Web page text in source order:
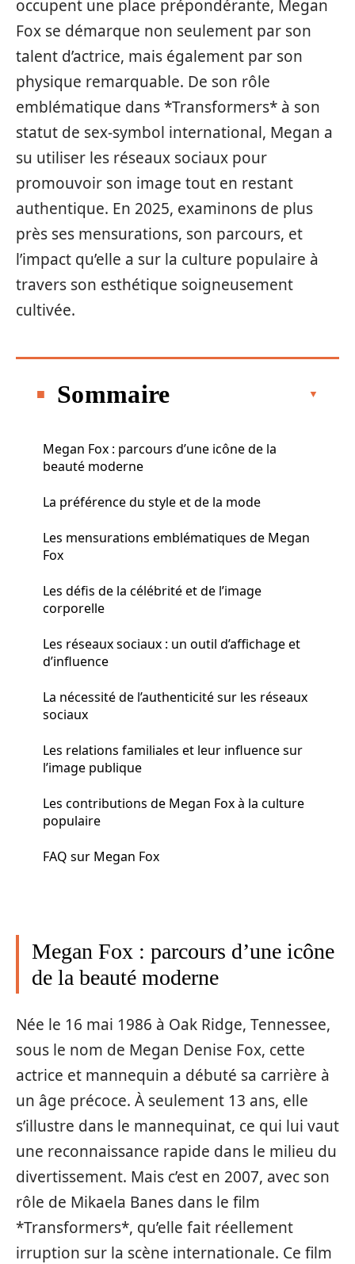
occupent une place prépondérante, Megan
Fox se démarque non seulement par son
talent d’actrice, mais également par son
physique remarquable. De son rôle
emblématique dans *Transformers* à son
statut de sex-symbol international, Megan a
su utiliser les réseaux sociaux pour
promouvoir son image tout en restant
authentique. En 2025, examinons de plus
près ses mensurations, son parcours, et
l’impact qu’elle a sur la culture populaire à
travers son esthétique soigneusement
cultivée.
Sommaire
Megan Fox : parcours d’une icône de la
beauté moderne
La préférence du style et de la mode
Les mensurations emblématiques de Megan
Fox
Les défis de la célébrité et de l’image
corporelle
Les réseaux sociaux : un outil d’affichage et
d’influence
La nécessité de l’authenticité sur les réseaux
sociaux
Les relations familiales et leur influence sur
l’image publique
Les contributions de Megan Fox à la culture
populaire
FAQ sur Megan Fox
Megan Fox : parcours d’une icône
de la beauté moderne
Née le 16 mai 1986 à Oak Ridge, Tennessee,
sous le nom de Megan Denise Fox, cette
actrice et mannequin a débuté sa carrière à
un âge précoce. À seulement 13 ans, elle
s’illustre dans le mannequinat, ce qui lui vaut
une reconnaissance rapide dans le milieu du
divertissement. Mais c’est en 2007, avec son
rôle de Mikaela Banes dans le film
*Transformers*, qu’elle fait réellement
irruption sur la scène internationale. Ce film